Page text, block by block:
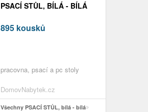
PSACÍ STŮL, BÍLÁ - BÍLÁ
895 kousků
pracovna, psací a pc stoly
DomovNabytek.cz
Všechny PSACÍ STŮL, bílá - bílá